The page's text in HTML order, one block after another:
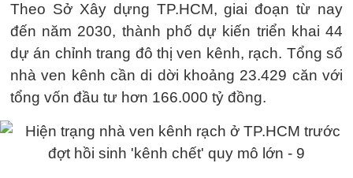
Theo Sở Xây dựng TP.HCM, giai đoạn từ nay
đến năm 2030, thành phố dự kiến triển khai 44
dự án chỉnh trang đô thị ven kênh, rạch. Tổng số
nhà ven kênh cần di dời khoảng 23.429 căn với
tổng vốn đầu tư hơn 166.000 tỷ đồng.